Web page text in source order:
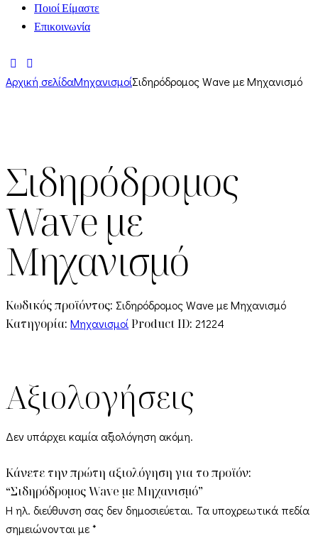
Ποιοί Είμαστε
Επικοινωνία
Αρχική σελίδαΜηχανισμοίΣιδηρόδρομος Wave με Μηχανισμό
Σιδηρόδρομος
Wave με
Μηχανισμό
Κωδικός προϊόντος: Σιδηρόδρομος Wave με Μηχανισμό
Κατηγορία: ΜηχανισμοίProduct ID: 21224
Αξιολογήσεις
Δεν υπάρχει καμία αξιολόγηση ακόμη.
Κάνετε την πρώτη αξιολόγηση για το προϊόν:
“Σιδηρόδρομος Wave με Μηχανισμό”
Η ηλ. διεύθυνση σας δεν δημοσιεύεται. Τα υποχρεωτικά πεδία
σημειώνονται με*